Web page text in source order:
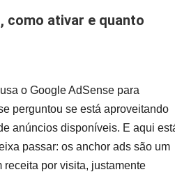
o Google AdSense para
perguntou se está aproveitando
anúncios disponíveis. E aqui
passar: os anchor ads são um
receita por visita, justamente